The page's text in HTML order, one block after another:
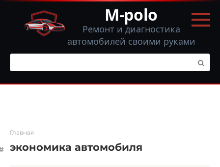
Перейти
контенту
M-polo
Ремонт и диагностика
автомобилей своими руками
Поиск:
Главная
экономика автомобиля